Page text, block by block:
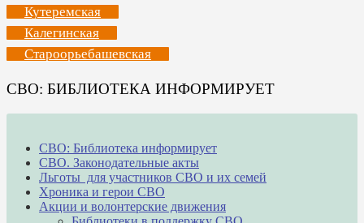
Кутеремская
Калегинская
Староорьебашевская
СВО: БИБЛИОТЕКА ИНФОРМИРУЕТ
СВО: Библиотека информирует
СВО. Законодательные акты
Льготы для участников СВО и их семей
Хроника и герои СВО
Акции и волонтерские движения